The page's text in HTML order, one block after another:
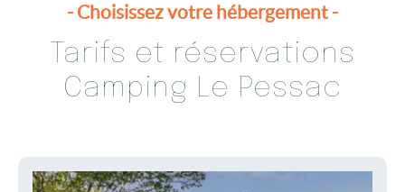
- Choisissez votre hébergement -
Tarifs et réservations
Camping Le Pessac